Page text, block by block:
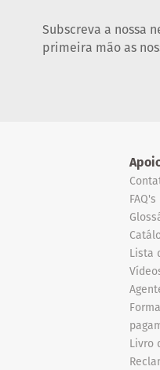
Subscreva a nossa
primeira mão as
FAQ's
Lista
Livro